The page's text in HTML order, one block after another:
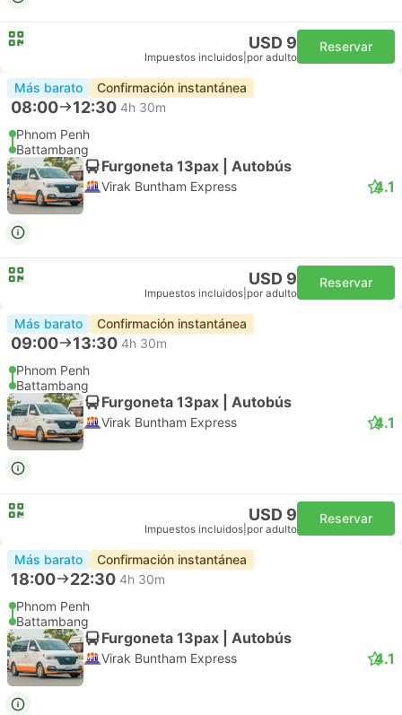
USD 9
Impuestos incluidos por adulto
Reservar
Más barato Confirmación instantánea
08:00 12:30 4h 30m
Phnom Penh
Battambang
Furgoneta 13pax | Autobús
Virak Buntham Express 4.1
USD 9
Impuestos incluidos por adulto
Reservar
Más barato Confirmación instantánea
09:00 13:30 4h 30m
Phnom Penh
Battambang
Furgoneta 13pax | Autobús
Virak Buntham Express 4.1
USD 9
Impuestos incluidos por adulto
Reservar
Más barato Confirmación instantánea
18:00 22:30 4h 30m
Phnom Penh
Battambang
Furgoneta 13pax | Autobús
Virak Buntham Express 4.1